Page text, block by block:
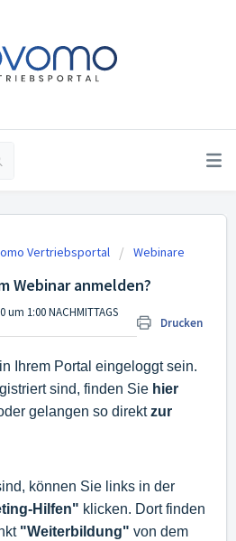
Vertriebsportal Webinare
Webinar anmelden?
Drucken
1:00 NACHMITTAGS
Ihrem Portal eingeloggt sein.
sind, finden Sie hier
gelangen so direktzur
können Sie links in der
Hilfen" klicken. Dort finden
"Weiterbildung" von dem